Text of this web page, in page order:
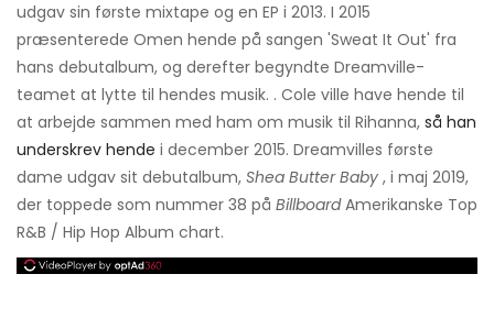
udgav sin første mixtape og en EP i 2013. I 2015
præsenterede Omen hende på sangen 'Sweat It Out' fra
hans debutalbum, og derefter begyndte Dreamville-
teamet at lytte til hendes musik. . Cole ville have hende til
at arbejde sammen med ham om musik til Rihanna, så han
underskrev hende i december 2015. Dreamvilles første
dame udgav sit debutalbum, Shea Butter Baby , i maj 2019,
der toppede som nummer 38 på BillboardAmerikanske Top
R&B / Hip Hop Album chart.